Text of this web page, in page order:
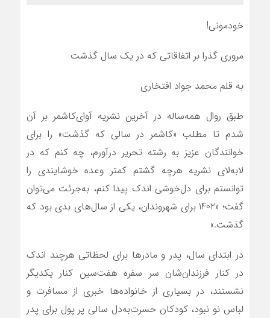
خودمونی!
مروری گذرا بر اتفاقاتی که در یک سال گذشت
به قلم محمد جواد افتخاری
طبق روال همه‌ساله در آخرین نشریه آوای‌کاشمر بر آن
شدم تا مطلب «کاشمر در سالی که گذشت» را برای
خوانندگان عزیز به رشته تحریر درآورم، چه کنم که در
لابه‌لای نشریه هرچه گشتم کمتر وعده خوشایندی را
توانستم برای دل‌خوشی اندک پیدا کنم، به‌جرئت می‌توان
گفت؛ «1402 برای شهروندان، یکی از سال‌های بدی بود که
گذشت.»
در ابتدای سال، پدر و مادرها برای لحظاتی هرچند اندک
در کنار فرزندان‌شان سر سفره هفت‌سین کنار یکدیگر
نشستند، در بسیاری از خانواده‌ها خبری از مسافرت و
لباس نو نبود، کودکان حسرت‌به‌دل سالی پر پول برای پدر